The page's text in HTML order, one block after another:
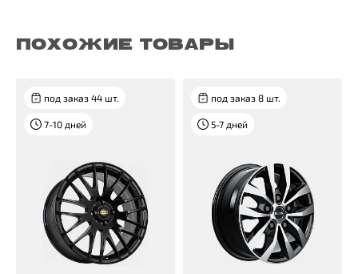
ПОХОЖИЕ ТОВАРЫ
под заказ 44 шт.
7-10 дней
под заказ 8 шт.
5-7 дней